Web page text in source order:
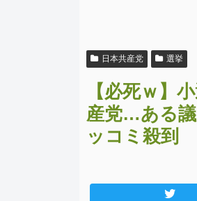
日本共産党 選挙
【必死ｗ】
産党…ある
ッコミ殺到